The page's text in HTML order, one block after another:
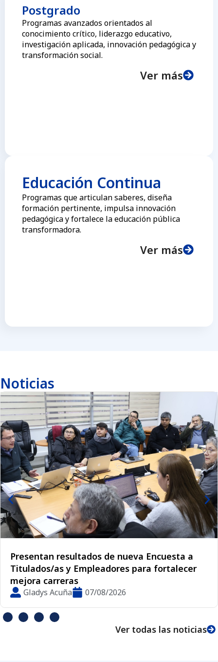
Postgrado
Programas avanzados orientados al
conocimiento crítico, liderazgo educativo,
investigación aplicada, innovación pedagógica y
transformación social.
Ver más
Educación Continua
Programas que articulan saberes, diseña
formación pertinente, impulsa innovación
pedagógica y fortalece la educación pública
transformadora.
Ver más
Noticias
Decana de la Facultad de Ciencias Básicas
fortalece vínculos internacionales de la UMCE
en Red STEM Latinoamérica
Lorena Tejo 06/08/2026
Ver todas las noticias